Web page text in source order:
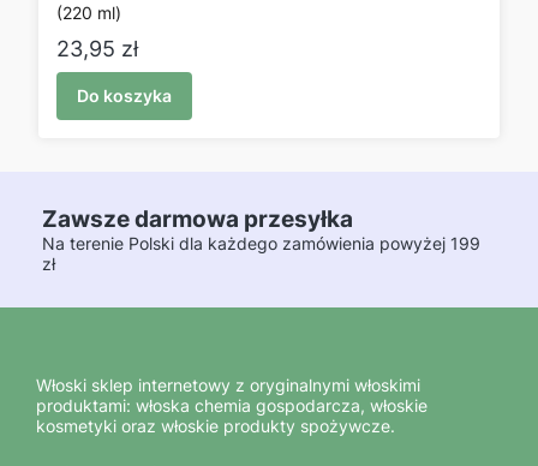
(220 ml)
Cena
23,95 zł
Do koszyka
Zawsze darmowa przesyłka
Na terenie Polski dla każdego zamówienia powyżej 199
zł
Włoski sklep internetowy z oryginalnymi włoskimi
produktami: włoska chemia gospodarcza, włoskie
kosmetyki oraz włoskie produkty spożywcze.